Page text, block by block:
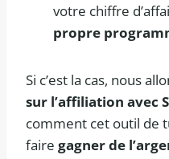
votre chiffre
propre
Si c’est la cas, nous
sur l’affiliation avec
comment cet outil de
faire gagner de